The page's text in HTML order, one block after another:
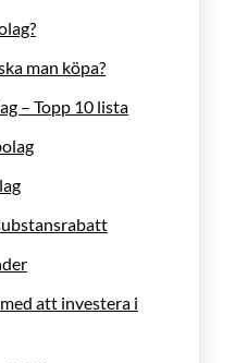
man köpa?
– Topp 10 lista
att investera i